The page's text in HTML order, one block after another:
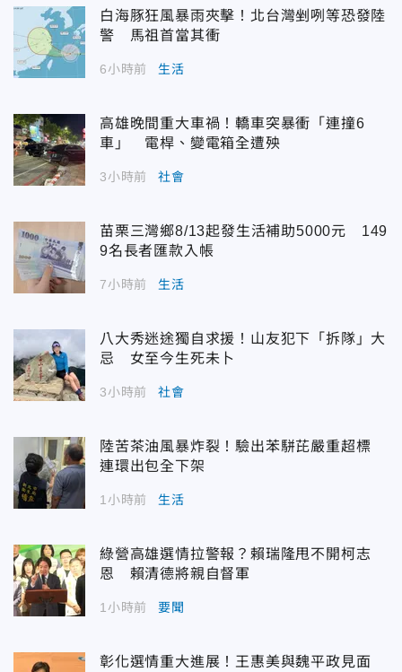
白海豚狂風暴雨夾擊！北台灣剉咧等恐發陸
警 馬祖首當其衝
6小時前 生活
高雄晚間重大車禍！轎車突暴衝「連撞6
車」 電桿、變電箱全遭殃
3小時前 社會
苗栗三灣鄉8/13起發生活補助5000元 149
9名長者匯款入帳
7小時前 生活
八大秀迷途獨自求援！山友犯下「拆隊」大
忌 女至今生死未卜
3小時前 社會
陸苦茶油風暴炸裂！驗出苯駢芘嚴重超標
連環出包全下架
1小時前 生活
綠營高雄選情拉警報？賴瑞隆甩不開柯志
恩 賴清德將親自督軍
1小時前 要聞
彰化選情重大進展！王惠美與魏平政見面